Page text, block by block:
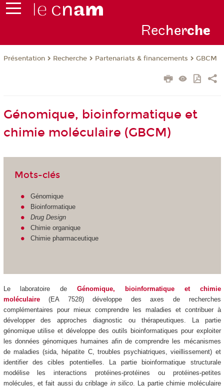
Recherche
Présentation Recherche Partenariats & financements GBCM
Génomique, bioinformatique et
chimie moléculaire (GBCM)
Mots-clés
Génomique
Bioinformatique
Drug Design
Chimie organique
Chimie pharmaceutique
Le laboratoire deGénomique, bioinformatique et chimie
moléculaire
(EA 7528) développe des axes de recherches
complémentaires pour mieux comprendre les maladies et contribuer à
développer des approches diagnostic ou thérapeutiques. La partie
génomique utilise et développe des outils bioinformatiques pour exploiter
les données génomiques humaines afin de comprendre les mécanismes
de maladies (sida, hépatite C, troubles psychiatriques, vieillissement) et
identifier des cibles potentielles. La partie bioinformatique structurale
modélise les interactions protéines-protéines ou protéines-petites
molécules, et fait aussi du criblage in silico. La partie chimie moléculaire